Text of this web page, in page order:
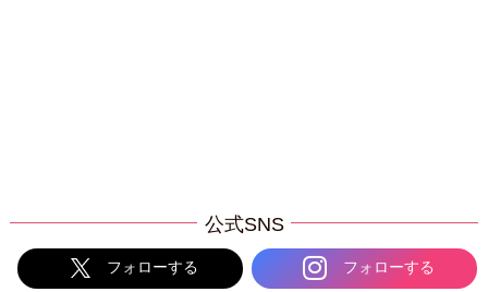
公式SNS
フォローする フォローする